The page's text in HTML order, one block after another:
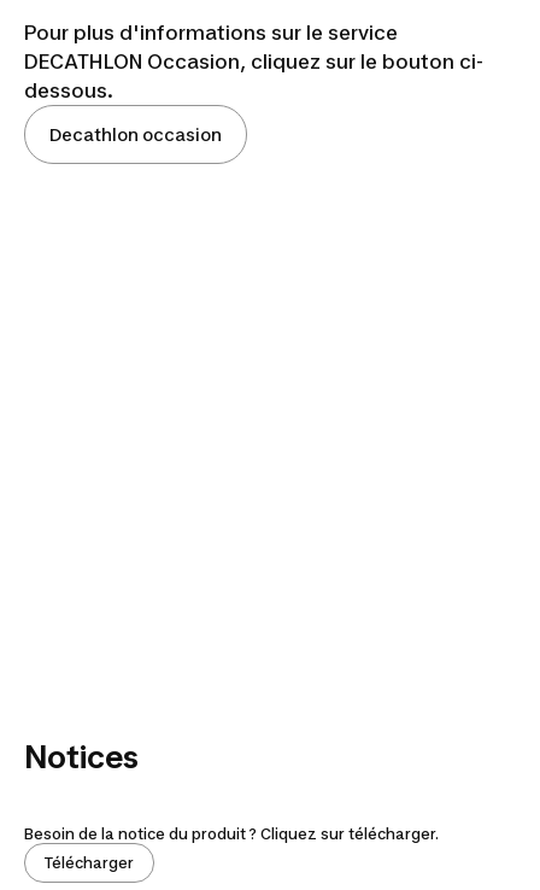
Pour plus d'informations sur le service
DECATHLON Occasion, cliquez sur le bouton ci-
dessous.
Decathlon occasion
Notices
Besoin de la notice du produit ? Cliquez sur télécharger.
Télécharger